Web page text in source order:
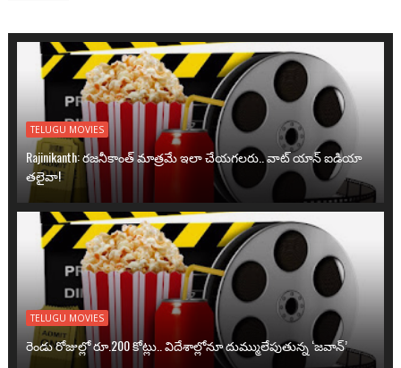
TELUGU MOVIES
Rajinikanth: రజనీకాంత్ మాత్రమే ఇలా చేయగలరు.. వాట్ యాన్ ఐడియా
తలైవా!
TELUGU MOVIES
రెండు రోజుల్లో రూ.200 కోట్లు.. విదేశాల్లోనూ దుమ్ములేపుతున్న ‘జవాన్’